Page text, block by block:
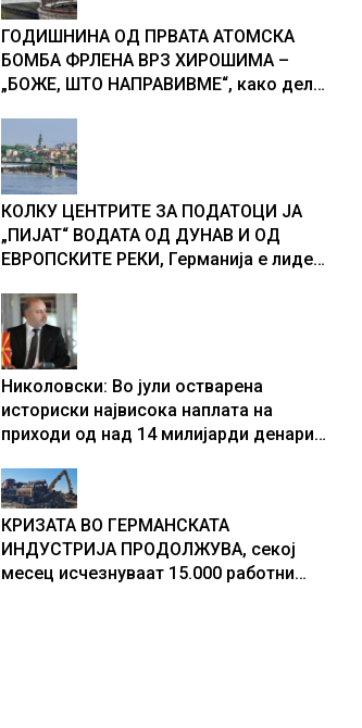
ГОДИШНИНА ОД ПРВАТА АТОМСКА
БОМБА ФРЛЕНА ВРЗ ХИРОШИМА –
„БОЖЕ, ШТО НАПРАВИВМЕ“, како дел
учесниците во бомбардирањето го
доживуваа овој настан што го
промени текот на историјата
КОЛКУ ЦЕНТРИТЕ ЗА ПОДАТОЦИ ЈА
„ПИЈАТ“ ВОДАТА ОД ДУНАВ И ОД
ЕВРОПСКИТЕ РЕКИ, Германија е лидер
центри за податоци
Николовски: Во јули остварена
историски највисока наплата на
приходи од над 14 милијарди денари
резултати
КРИЗАТА ВО ГЕРМАНСКАТА
ИНДУСТРИЈА ПРОДОЛЖУВА, секој
месец исчезнуваат 15.000 работни